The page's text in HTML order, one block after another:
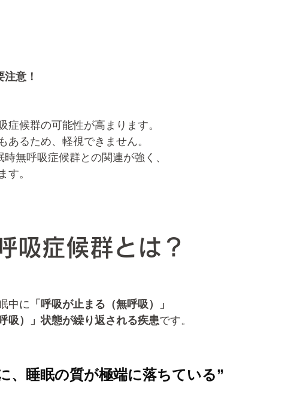
意！
症候群の可能性が高まります。
あるため、軽視できません。
無呼吸症候群との関連が強く、
す。
吸症候群とは？
中に 「呼吸が止まる（無呼吸）」
吸）」状態が繰り返される疾患です。
、睡眠の質が極端に落ちている”